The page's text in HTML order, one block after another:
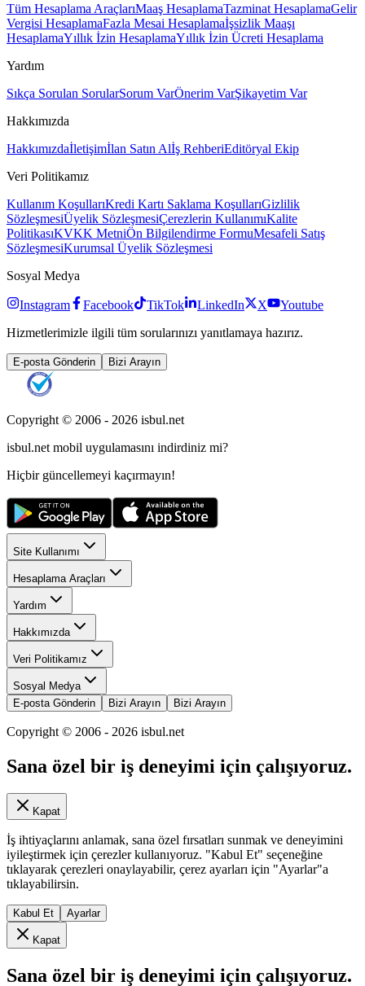
Tüm Hesaplama AraçlarıMaaş HesaplamaTazminat HesaplamaGelir
Vergisi HesaplamaFazla Mesai Hesaplamaİşsizlik Maaşı
HesaplamaYıllık İzin HesaplamaYıllık İzin Ücreti Hesaplama
Yardım
Sıkça Sorulan SorularSorum VarÖnerim VarŞikayetim Var
Hakkımızda
Hakkımızdaİletişimİlan Satın Alİş RehberiEditöryal Ekip
Veri Politikamız
Kullanım KoşullarıKredi Kartı Saklama KoşullarıGizlilik
SözleşmesiÜyelik SözleşmesiÇerezlerin KullanımıKalite
PolitikasıKVKK MetniÖn Bilgilendirme FormuMesafeli Satış
SözleşmesiKurumsal Üyelik Sözleşmesi
Sosyal Medya
Instagram Facebook TikTok LinkedIn X
Youtube
Hizmetlerimizle ilgili tüm sorularınızı yanıtlamaya hazırız.
E-posta Gönderin Bizi Arayın
Copyright © 2006 - 2026 isbul.net
isbul.net mobil uygulamasını indirdiniz mi?
Hiçbir güncellemeyi kaçırmayın!
Site Kullanımı
Hesaplama Araçları
Yardım
Hakkımızda
Veri Politikamız
Sosyal Medya
E-posta Gönderin
Bizi Arayın Bizi Arayın
Copyright © 2006 - 2026 isbul.net
Sana özel bir iş deneyimi için çalışıyoruz.
Kapat
İş ihtiyaçlarını anlamak, sana özel fırsatları sunmak ve deneyimini
iyileştirmek için çerezler kullanıyoruz. "Kabul Et" seçeneğine
tıklayarak çerezleri onaylayabilir, çerez ayarları için "Ayarlar"a
tıklayabilirsin.
Kabul Et Ayarlar
Kapat
Sana özel bir iş deneyimi için çalışıyoruz.